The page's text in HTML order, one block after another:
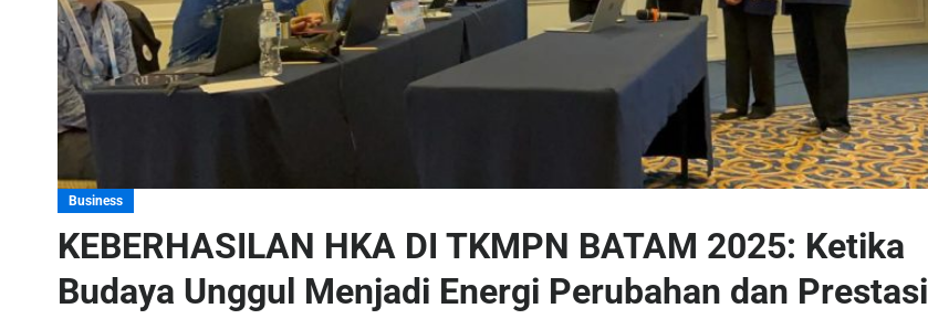
Business
KEBERHASILAN HKA DI TKMPN BATAM 2025: Ketika
Budaya Unggul Menjadi Energi Perubahan dan Prestasi